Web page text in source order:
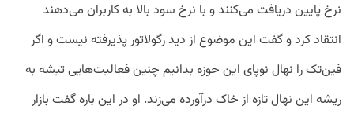
نرخ پایین دریافت می‌کنند و با نرخ سود بالا به کاربران می‌دهند
انتقاد کرد و گفت این موضوع از دید رگولاتور پذیرفته نیست و اگر
فین‌تک را نهال نوپای این حوزه بدانیم چنین فعالیت‌‌هایی تیشه به
ریشه این نهال تازه از خاک درآورده می‌زند. او در این باره گفت بازار